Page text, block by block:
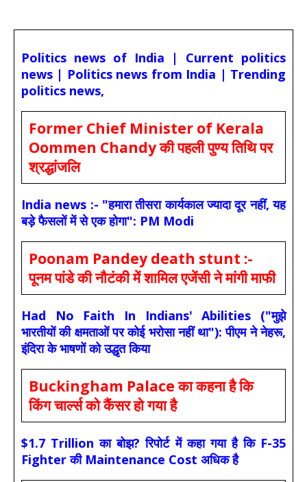
Politics news of India | Current politics
news | Politics news from India | Trending
politics news,
Former Chief Minister of Kerala
Oommen Chandy की पहली पुण्य तिथि पर
श्रद्धांजलि
India news :- "हमारा तीसरा कार्यकाल ज्यादा दूर नहीं, यह
बड़े फैसलों में से एक होगा": PM Modi
Poonam Pandey death stunt :-
पूनम पांडे की नौटंकी में शामिल एजेंसी ने मांगी माफी
Had No Faith In Indians' Abilities ("मुझे
भारतीयों की क्षमताओं पर कोई भरोसा नहीं था"): पीएम ने नेहरू,
इंदिरा के भाषणों को उद्धृत किया
Buckingham Palace का कहना है कि
किंग चार्ल्स को कैंसर हो गया है
$1.7 Trillion का बोझ? रिपोर्ट में कहा गया है कि F-35
Fighter की Maintenance Cost अधिक है